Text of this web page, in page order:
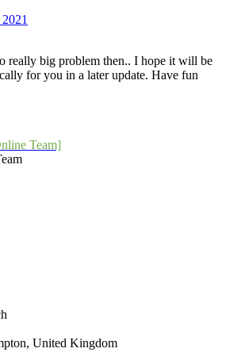
really big problem then.. I hope it will be
for you in a later update. Have fun
Team]
United Kingdom